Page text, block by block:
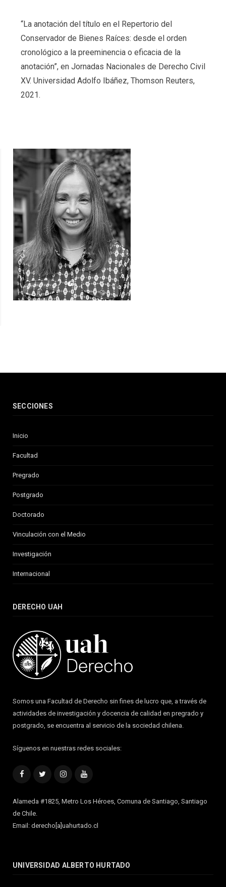
“La anotación del título en el Repertorio del
Conservador de Bienes Raíces: desde el orden
cronológico a la preeminencia o eficacia de la
anotación”, en Jornadas Nacionales de Derecho Civil
XV. Universidad Adolfo Ibáñez, Thomson Reuters,
2021.
SECCIONES
Inicio
Facultad
Pregrado
Postgrado
Doctorado
Vinculación con el Medio
Investigación
Internacional
DERECHO UAH
Somos una Facultad de Derecho sin fines de lucro que, a través de
actividades de investigación y docencia de calidad en pregrado y
postgrado, se encuentra al servicio de la sociedad chilena.
Síguenos en nuestras redes sociales:
FacebookTwitterInstagramYouTube
Alameda #1825, Metro Los Héroes, Comuna de Santiago, Santiago
de Chile.
Email: derecho[a]uahurtado.cl
UNIVERSIDAD ALBERTO HURTADO